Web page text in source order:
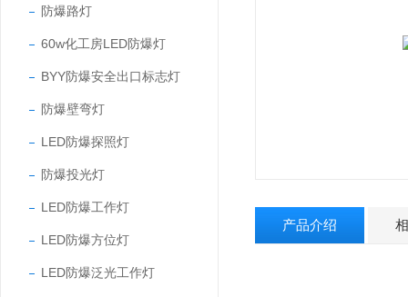
防爆路灯
60w化工房LED防爆灯
BYY防爆安全出口标志灯
防爆壁弯灯
LED防爆探照灯
防爆投光灯
LED防爆工作灯
LED防爆方位灯
LED防爆泛光工作灯
产品介绍